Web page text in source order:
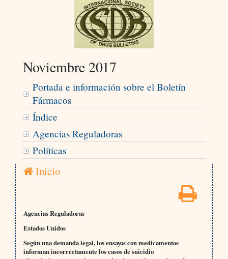
Noviembre 2017
Portada e información sobre el Boletín
Fármacos
Índice
Agencias Reguladoras
Políticas
Inicio
Agencias Reguladoras
Estados Unidos
Según una demanda legal, los ensayos con medicamentos
informan incorrectamente los casos de suicidio